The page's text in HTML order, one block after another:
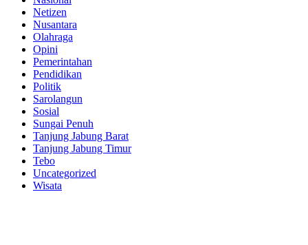
Netizen
Nusantara
Olahraga
Opini
Pemerintahan
Pendidikan
Politik
Sarolangun
Sosial
Sungai Penuh
Tanjung Jabung Barat
Tanjung Jabung Timur
Tebo
Uncategorized
Wisata